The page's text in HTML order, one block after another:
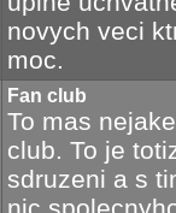
novych veci
moc.
Fan club
To mas
club. To je
sdruzeni a s